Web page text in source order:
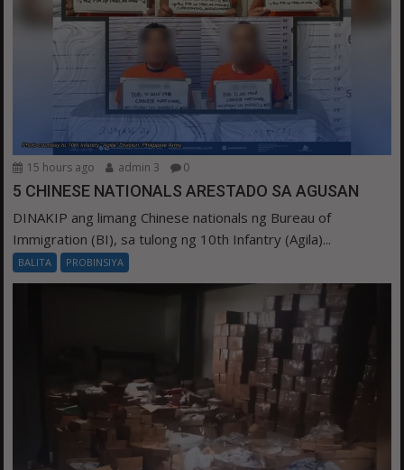
15 hours ago admin 3 0
5 CHINESE NATIONALS ARESTADO SA AGUSAN
DINAKIP ang limang Chinese nationals ng Bureau of
Immigration (BI), sa tulong ng 10th Infantry (Agila)...
BALITA PROBINSIYA